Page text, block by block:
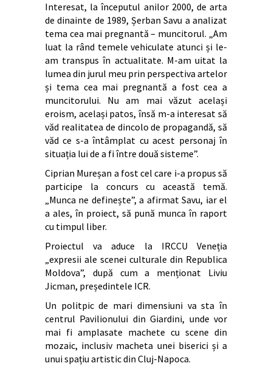
Interesat, la începutul anilor 2000, de arta
de dinainte de 1989, Șerban Savu a analizat
tema cea mai pregnantă – muncitorul. „Am
luat la rând temele vehiculate atunci și le-
am transpus în actualitate. M-am uitat la
lumea din jurul meu prin perspectiva artelor
și tema cea mai pregnantă a fost cea a
muncitorului. Nu am mai văzut același
eroism, același patos, însă m-a interesat să
văd realitatea de dincolo de propagandă, să
văd ce s-a întâmplat cu acest personaj în
situația lui de a fi între două sisteme”.
Ciprian Mureșan a fost cel care i-a propus să
participe la concurs cu această temă.
„Munca ne definește”, a afirmat Savu, iar el
a ales, în proiect, să pună munca în raport
cu timpul liber.
Proiectul va aduce la IRCCU Veneția
„expresii ale scenei culturale din Republica
Moldova”, după cum a menționat Liviu
Jicman, președintele ICR.
Un politpic de mari dimensiuni va sta în
centrul Pavilionului din Giardini, unde vor
mai fi amplasate machete cu scene din
mozaic, inclusiv macheta unei biserici și a
unui spațiu artistic din Cluj-Napoca.